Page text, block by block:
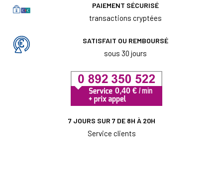
PAIEMENT SÉCURISÉ
transactions cryptées
SATISFAIT OU REMBOURSÉ
sous 30 jours
7 JOURS SUR 7 DE 8H À 20H
Service clients